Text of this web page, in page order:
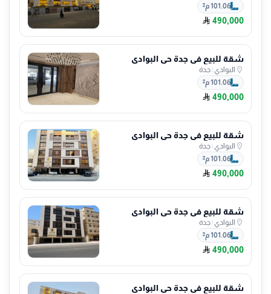
101.06 م²
490,000
شقة للبيع في جدة حي البوادي
البوادي| جدة
101.06 م²
490,000
شقة للبيع في جدة حي البوادي
البوادي| جدة
101.06 م²
490,000
شقة للبيع في جدة حي البوادي
البوادي| جدة
101.06 م²
490,000
شقة للبيع في جدة حي البوادي